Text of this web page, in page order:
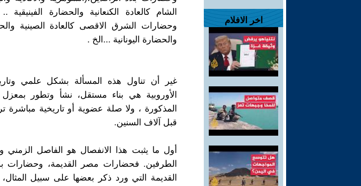
اخر الافلام
الشام كالعادة الكنعانية والحضارة
وحضارات الشرق الاقصى كالعادة الصينية
والحضارة اليونانية ...الخ .
غير أن تناول هذه المسألة بشكل علمي
الأوروبية هي بناء مستقل، نشأ وتطور
المذكورة ، ولا صلة عضوية أو تاريخية
قبل آلاف السنين.
أول ما يثبت هذا الانفصال هو الفاصل
الطرفين. فحضارات مصر القديمة، وحضارات
القديمة التي ورد ذكر بعضها على سبيل